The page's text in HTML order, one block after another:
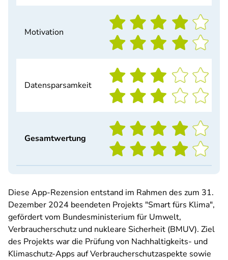
Motivation
Datensparsamkeit
Gesamtwertung
Diese App-Rezension entstand im Rahmen des zum 31.
Dezember 2024 beendeten Projekts "Smart fürs Klima",
gefördert vom Bundesministerium für Umwelt,
Verbraucherschutz und nukleare Sicherheit (BMUV). Ziel
des Projekts war die Prüfung von Nachhaltigkeits- und
Klimaschutz-Apps auf Verbraucherschutzaspekte sowie